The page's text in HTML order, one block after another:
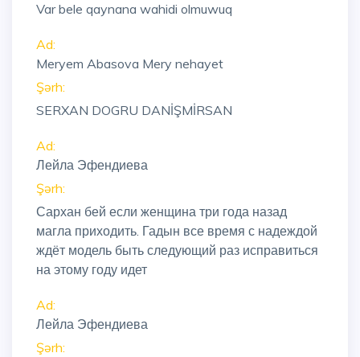
Var bele qaynana wahidi olmuwuq
Ad:
Meryem Abasova Mery nehayet
Şərh:
SERXAN DOGRU DANİŞMİRSAN
Ad:
Лейла Эфендиева
Şərh:
Сархан бей если женщина три года назад
магла приходить. Гадын все время с надеждой
ждёт модель быть следующий раз исправиться
на этому году идет
Ad:
Лейла Эфендиева
Şərh: